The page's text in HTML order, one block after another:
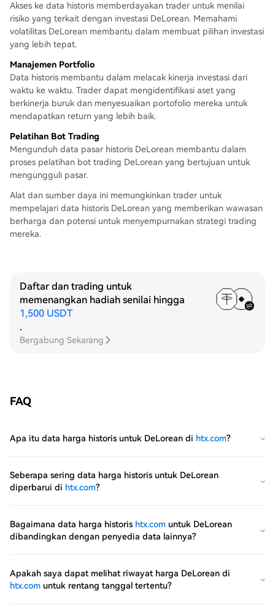
Akses ke data historis memberdayakan trader untuk menilai
risiko yang terkait dengan investasi DeLorean. Memahami
volatilitas DeLorean membantu dalam membuat pilihan investasi
yang lebih tepat.
Manajemen Portfolio
Data historis membantu dalam melacak kinerja investasi dari
waktu ke waktu. Trader dapat mengidentifikasi aset yang
berkinerja buruk dan menyesuaikan portofolio mereka untuk
mendapatkan return yang lebih baik.
Pelatihan Bot Trading
Mengunduh data pasar historis DeLorean membantu dalam
proses pelatihan bot trading DeLorean yang bertujuan untuk
mengungguli pasar.
Alat dan sumber daya ini memungkinkan trader untuk
mempelajari data historis DeLorean yang memberikan wawasan
berharga dan potensi untuk menyempurnakan strategi trading
mereka.
Daftar dan trading untuk
memenangkan hadiah senilai hingga
1,500 USDT
.
Bergabung Sekarang
FAQ
Apa itu data harga historis untuk DeLorean di htx.com?
Seberapa sering data harga historis untuk DeLorean
diperbarui di htx.com?
Bagaimana data harga historis htx.com untuk DeLorean
dibandingkan dengan penyedia data lainnya?
Apakah saya dapat melihat riwayat harga DeLorean di
htx.com untuk rentang tanggal tertentu?